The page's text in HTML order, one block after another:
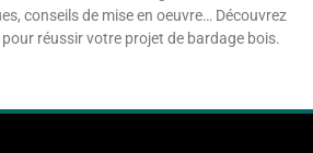
conseils de mise en oeuvre… Découvrez
réussir votre projet de bardage bois.